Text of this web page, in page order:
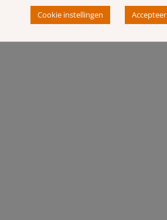
Cookie instellingen Accepteer